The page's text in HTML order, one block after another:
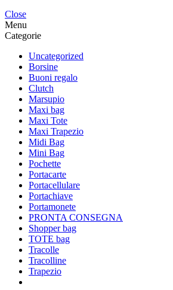
Close
Menu
Categorie
Uncategorized
Borsine
Buoni regalo
Clutch
Marsupio
Maxi bag
Maxi Tote
Maxi Trapezio
Midi Bag
Mini Bag
Pochette
Portacarte
Portacellulare
Portachiave
Portamonete
PRONTA CONSEGNA
Shopper bag
TOTE bag
Tracolle
Tracolline
Trapezio